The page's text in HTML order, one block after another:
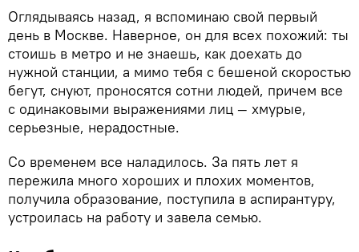
Оглядываясь назад, я вспоминаю свой первый
день в Москве. Наверное, он для всех похожий: ты
стоишь в метро и не знаешь, как доехать до
нужной станции, а мимо тебя с бешеной скоростью
бегут, снуют, проносятся сотни людей, причем все
с одинаковыми выражениями лиц — хмурые,
серьезные, нерадостные.
Со временем все наладилось. За пять лет я
пережила много хороших и плохих моментов,
получила образование, поступила в аспирантуру,
устроилась на работу и завела семью.